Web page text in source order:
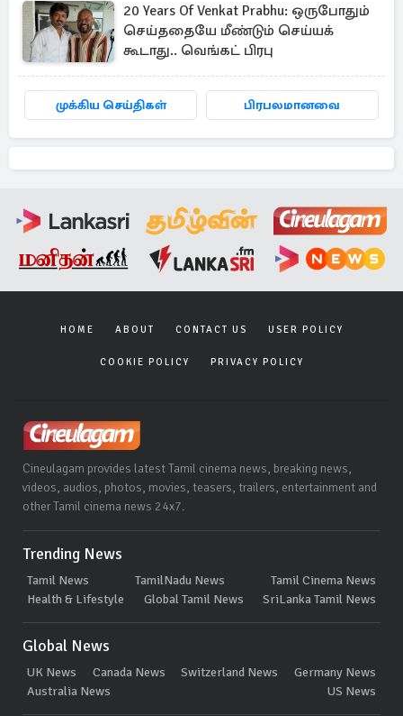
20 Years Of Venkat Prabhu: ஒருபோதும்
செய்ததையே மீண்டும் செய்யக்
கூடாது.. வெங்கட் பிரபு
முக்கிய செய்திகள் பிரபலமானவை
HOME ABOUT CONTACT US USER POLICY
COOKIE POLICY PRIVACY POLICY
Cineulagam provides latest Tamil cinema news, breaking news,
videos, audios, photos, movies, teasers, trailers, entertainment and
other Tamil cinema news 24x7.
Trending News
Tamil News TamilNadu News
Tamil Cinema News
Health & Lifestyle
Global Tamil News SriLanka Tamil News
Global News
UK News Canada News Switzerland News
Germany News
Australia News
US News